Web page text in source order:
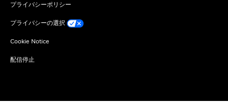
プライバシーポリシー
プライバシーの選択
Cookie Notice
配信停止